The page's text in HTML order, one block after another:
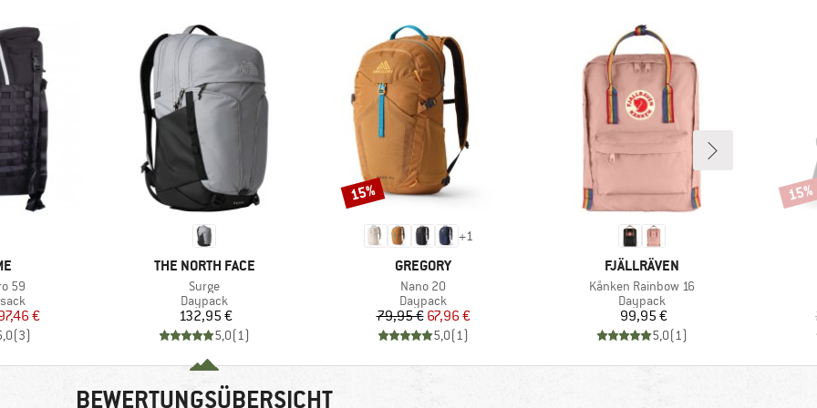
59
Preis
€
(3)
MARKE
THE NORTH FACE
Artikel
Surge
Produktgruppe
Daypack
Preis
132,95 €
5,0(1)
+1
MARKE
GREGORY
Artikel
Nano 20
Produktgruppe
Daypack
Preis
79,95 €reduzierter Preis
67,96 €
5,0(1)
Rabatt
15%
MARKE
FJÄLLRÄVEN
Artikel
Kånken Rainbow 16
Produktgruppe
Daypack
Preis
99,95 €
5,0(1)
15%
BEWERTUNGSÜBERSICHT